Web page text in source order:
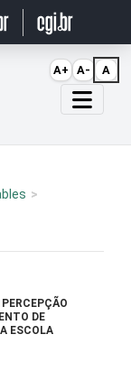
DE
ESCOLA
A+ A- A